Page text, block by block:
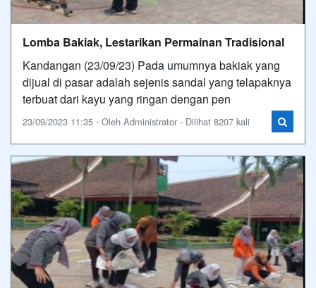
Lomba Bakiak, Lestarikan Permainan Tradisional
Kandangan (23/09/23) Pada umumnya bakiak yang
dijual di pasar adalah sejenis sandal yang telapaknya
terbuat dari kayu yang ringan dengan pen
23/09/2023 11:35 - Oleh Administrator - Dilihat 8207 kali